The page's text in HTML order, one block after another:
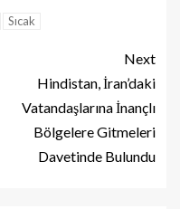
Sıcak
Next
Hindistan, İran’daki
Vatandaşlarına İnançlı
Bölgelere Gitmeleri
Davetinde Bulundu